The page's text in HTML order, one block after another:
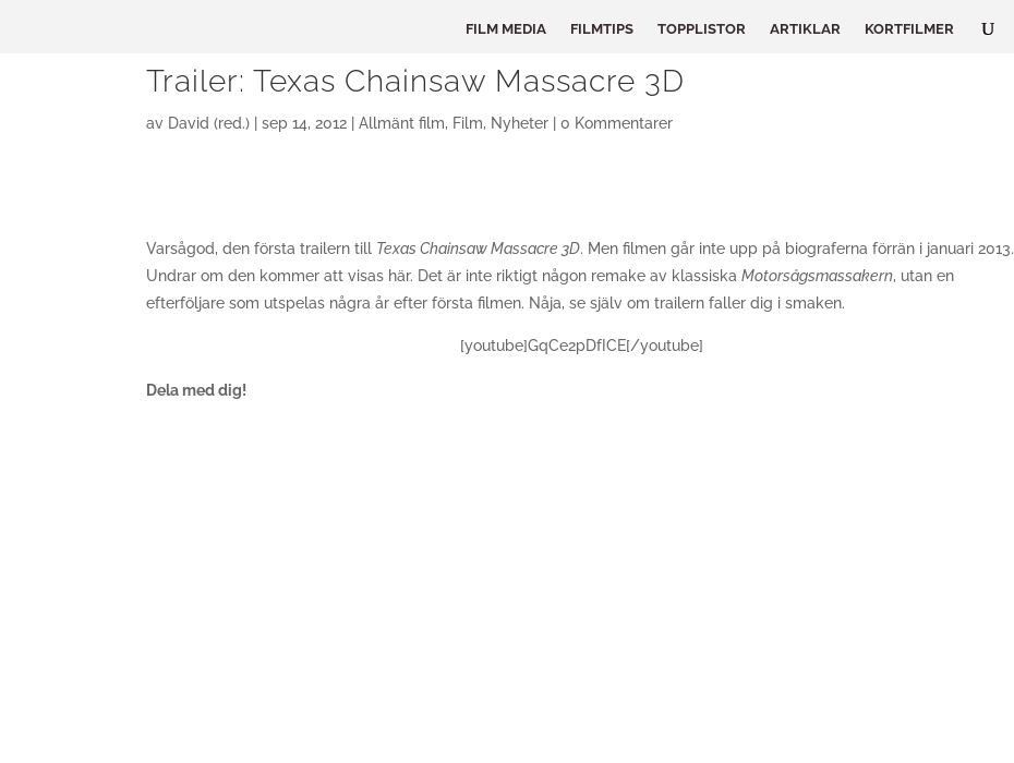
FILM MEDIA FILMTIPS TOPPLISTOR ARTIKLAR KORTFILMER
Trailer: Texas Chainsaw Massacre 3D
av David (red.) |sep 14, 2012 |Allmänt film, Film, Nyheter |0 Kommentarer
Varsågod, den första trailern till Texas Chainsaw Massacre 3D. Men filmen går inte upp på biograferna förrän i januari 2013.
Undrar om den kommer att visas här. Det är inte riktigt någon remake av klassiskaMotorsågsmassakern, utan en
efterföljare som utspelas några år efter första filmen. Nåja, se själv om trailern faller dig i smaken.
[youtube]GqCe2pDfICE[/youtube]
Dela med dig!